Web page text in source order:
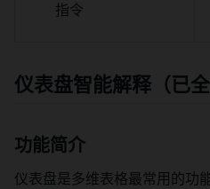
指令
仪表盘智能解释（已全
功能简介
仪表盘是多维表格最常用的功